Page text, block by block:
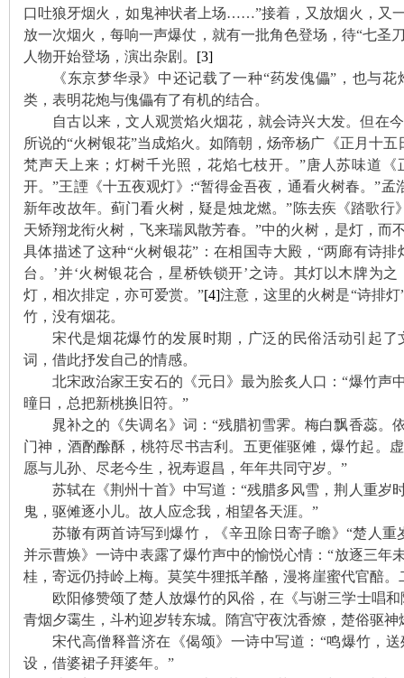
口吐狼牙烟火，如鬼神状者上场……”接着，又放烟火，又
放一次烟火，每响一声爆仗，就有一批角色登场，待“七圣
人物开始登场，演出杂剧。 [3]
《东京梦华录》中还记载了一种“药发傀儡”，也与
类，表明花炮与傀儡有了有机的结合。
自古以来，文人观赏焰火烟花，就会诗兴大发。但
所说的“火树银花”当成焰火。如隋朝，炀帝杨广《正月十五
梵声天上来；灯树千光照，花焰七枝开。”唐人苏味道
开。”王諲《十五夜观灯》:“暂得金吾夜，通看火树春。”
新年改故年。蓟门看火树，疑是烛龙燃。”陈去疾《踏歌行
天矫翔龙衔火树，飞来瑞凤散芳春。”中的火树，是灯，而
具体描述了这种“火树银花”：在相国寺大殿，“两廊有诗
台。’并‘火树银花合，星桥铁锁开’之诗。其灯以木牌为
灯，相次排定，亦可爱赏。”[4]注意，这里的火树是“诗排
竹，没有烟花。
宋代是烟花爆竹的发展时期，广泛的民俗活动引起
词，借此抒发自己的情感。
北宋政治家王安石的《元日》最为脍炙人口：“爆竹声
曈日，总把新桃换旧符。”
晁补之的《失调名》词：“残腊初雪霁。梅白飘香蕊。
门神，酒酌酴酥，桃符尽书吉利。五更催驱傩，爆竹起。
愿与儿孙、尽老今生，祝寿遐昌，年年共同守岁。”
苏轼在《荆州十首》中写道：“残腊多风雪，荆人重岁
鬼，驱傩逐小儿。故人应念我，相望各天涯。”
苏辙有两首诗写到爆竹，《辛丑除日寄子瞻》“楚人
并示曹焕》一诗中表露了爆竹声中的愉悦心情：“放逐三年
桂，寄远仍持岭上梅。莫笑牛狸抵羊酪，漫将崖蜜代官醅
欧阳修赞颂了楚人放爆竹的风俗，在《与谢三学士唱
青烟夕霭生，斗杓迎岁转东城。隋宫守夜沈香燎，楚俗驱神
宋代高僧释普济在《偈颂》一诗中写道：“鸣爆竹，
设，借婆裙子拜婆年。”